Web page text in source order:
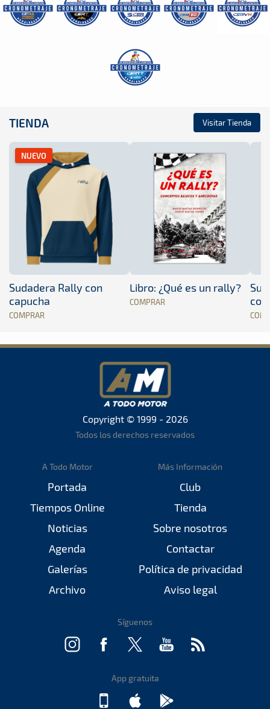
TIENDA Visitar Tienda
NUEVO
Sudadera Rally con
capucha
COMPRAR
Libro: ¿Qué es un rally?
COMPRAR
Copyright © 1999 - 2026
Todos los derechos reservados
A Todo Motor
Portada
Tiempos Online
Noticias
Agenda
Galerías
Archivo
Más Información
Club
Tienda
Sobre nosotros
Contactar
Política de privacidad
Aviso legal
Síguenos
App gratuita